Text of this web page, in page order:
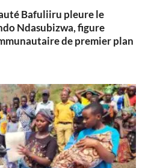
Bafuliiru pleure le
Ndasubizwa, figure
de premier plan